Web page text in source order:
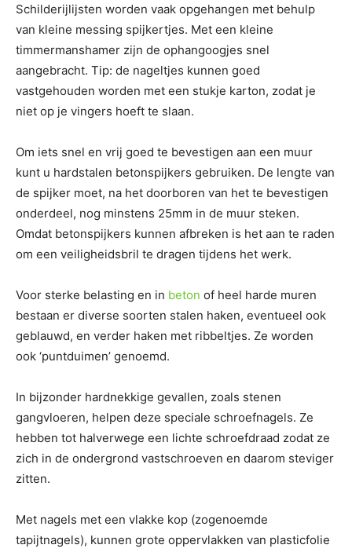
Schilderijlijsten worden vaak opgehangen met behulp
van kleine messing spijkertjes. Met een kleine
timmermanshamer zijn de ophangoogjes snel
aangebracht. Tip: de nageltjes kunnen goed
vastgehouden worden met een stukje karton, zodat je
niet op je vingers hoeft te slaan.
Om iets snel en vrij goed te bevestigen aan een muur
kunt u hardstalen betonspijkers gebruiken. De lengte van
de spijker moet, na het doorboren van het te bevestigen
onderdeel, nog minstens 25mm in de muur steken.
Omdat betonspijkers kunnen afbreken is het aan te raden
om een veiligheidsbril te dragen tijdens het werk.
Voor sterke belasting en in beton of heel harde muren
bestaan er diverse soorten stalen haken, eventueel ook
geblauwd, en verder haken met ribbeltjes. Ze worden
ook ‘puntduimen’ genoemd.
In bijzonder hardnekkige gevallen, zoals stenen
gangvloeren, helpen deze speciale schroefnagels. Ze
hebben tot halverwege een lichte schroefdraad zodat ze
zich in de ondergrond vastschroeven en daarom steviger
zitten.
Met nagels met een vlakke kop (zogenoemde
tapijtnagels), kunnen grote oppervlakken van plasticfolie